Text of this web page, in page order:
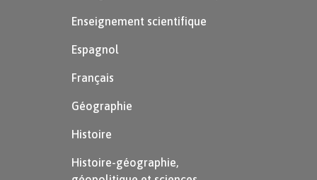
Enseignement scientifique
Espagnol
Français
Géographie
Histoire
Histoire-géographie,